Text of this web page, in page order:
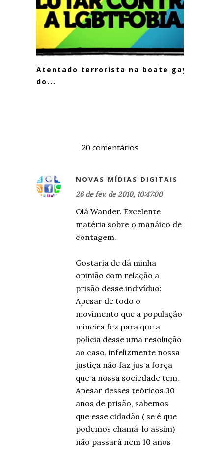
Atentado terrorista na boate gay
do...
20 comentários
NOVAS MÍDIAS DIGITAIS
26 de fev. de 2010, 10:47:00
Olá Wander. Excelente
matéria sobre o manáico de
contagem.
Gostaria de dá minha
opinião com relação a
prisão desse indivíduo:
Apesar de todo o
movimento que a população
mineira fez para que a
polícia desse uma resolução
ao caso, infelizmente nossa
justiça não faz jus a força
que a nossa sociedade tem.
Apesar desses teóricos 30
anos de prisão, sabemos
que esse cidadão ( se é que
podemos chamá-lo assim)
não passará nem 10 anos